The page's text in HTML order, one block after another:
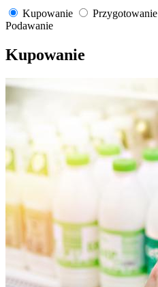
Kupowanie Przygotowanie
Podawanie
Kupowanie